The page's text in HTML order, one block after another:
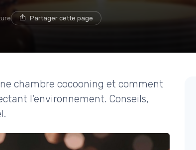
Partager cette page
chambre cocooning et comment
l'environnement. Conseils,